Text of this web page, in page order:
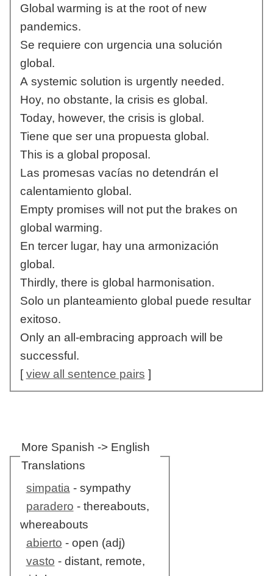
Global warming is at the root of new
pandemics.
Se requiere con urgencia una solución
global.
A systemic solution is urgently needed.
Hoy, no obstante, la crisis es global.
Today, however, the crisis is global.
Tiene que ser una propuesta global.
This is a global proposal.
Las promesas vacías no detendrán el
calentamiento global.
Empty promises will not put the brakes on
global warming.
En tercer lugar, hay una armonización
global.
Thirdly, there is global harmonisation.
Solo un planteamiento global puede resultar
exitoso.
Only an all-embracing approach will be
successful.
[view all sentence pairs ]
More Spanish -> English
Translations
simpatia - sympathy
paradero - thereabouts,
whereabouts
abierto - open (adj)
vasto - distant, remote,